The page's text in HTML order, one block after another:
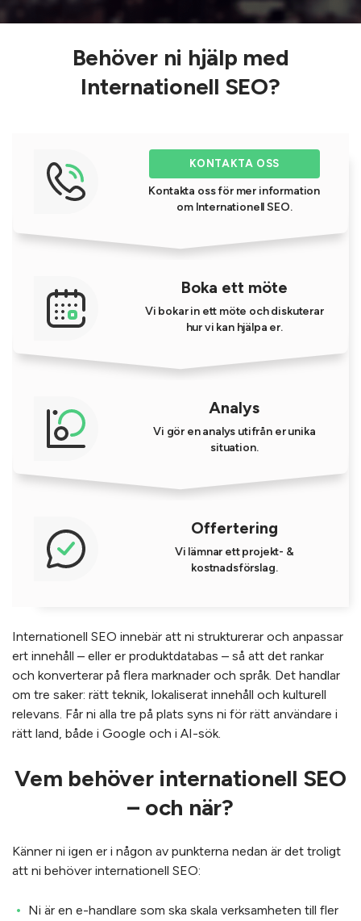
Behöver ni hjälp med
Internationell SEO?
KONTAKTA OSS
Kontakta oss för mer information
om Internationell SEO.
Boka ett möte
Vi bokar in ett möte och diskuterar
hur vi kan hjälpa er.
Analys
Vi gör en analys utifrån er unika
situation.
Offertering
Vi lämnar ett projekt- &
kostnadsförslag.
Internationell SEO innebär att ni strukturerar och anpassar
ert innehåll – eller er produktdatabas – så att det rankar
och konverterar på flera marknader och språk. Det handlar
om tre saker: rätt teknik, lokaliserat innehåll och kulturell
relevans. Får ni alla tre på plats syns ni för rätt användare i
rätt land, både i Google och i AI-sök.
Vem behöver internationell SEO
– och när?
Känner ni igen er i någon av punkterna nedan är det troligt
att ni behöver internationell SEO:
Ni är en e-handlare som ska skala verksamheten till fler